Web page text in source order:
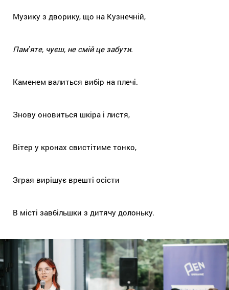
Музику з дворику, що на Кузнечній,
Памʼяте, чуєш, не смій це забути.
Каменем валиться вибір на плечі.
Знову оновиться шкіра і листя,
Вітер у кронах свистітиме тонко,
Зграя вирішує врешті осісти
В місті завбільшки з дитячу долоньку.